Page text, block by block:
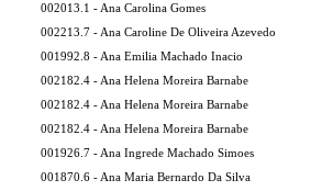
002013.1 - Ana Carolina Gomes
002213.7 - Ana Caroline De Oliveira Azevedo
001992.8 - Ana Emilia Machado Inacio
002182.4 - Ana Helena Moreira Barnabe
002182.4 - Ana Helena Moreira Barnabe
002182.4 - Ana Helena Moreira Barnabe
001926.7 - Ana Ingrede Machado Simoes
001870.6 - Ana Maria Bernardo Da Silva